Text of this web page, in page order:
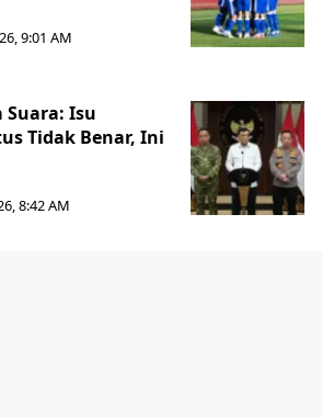
9:01 AM
Isu
Tidak Benar, Ini
8:42 AM